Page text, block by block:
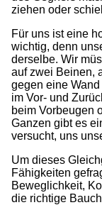
ziehen oder
Für uns ist eine
wichtig, denn
derselbe. Wir
auf zwei Beinen,
gegen eine
im Vor- und
beim Vorbeugen
Ganzen gibt es
versucht, uns
Um dieses
Fähigkeiten
Beweglichkeit,
die richtige